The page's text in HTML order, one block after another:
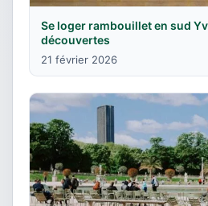
Se loger rambouillet en sud
découvertes
21 février 2026